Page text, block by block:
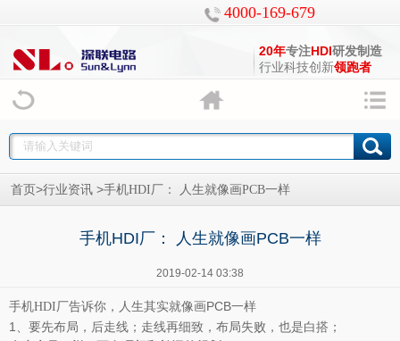
4000-169-679
20年专注HDI研发制造
行业科技创新领跑者
首页 >行业资讯 >手机HDI厂： 人生就像画PCB一样
手机HDI厂： 人生就像画PCB一样
2019-02-14 03:38
手机HDI厂告诉你，人生其实就像画PCB一样
1、要先布局，后走线；走线再细致，布局失败，也是白搭；